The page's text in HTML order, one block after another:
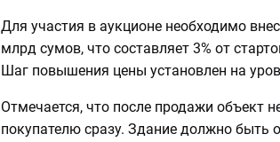
Для участия в аукционе необходимо
млрд сумов, что составляет 3% от
Шаг повышения цены установлен на
Отмечается, что после продажи объект
покупателю сразу. Здание должно быть